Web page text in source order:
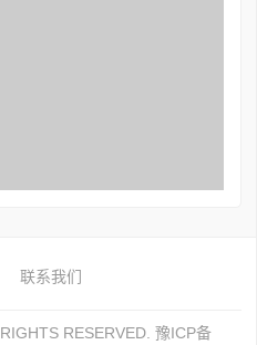
联系我们
RIGHTS RESERVED. 豫ICP备